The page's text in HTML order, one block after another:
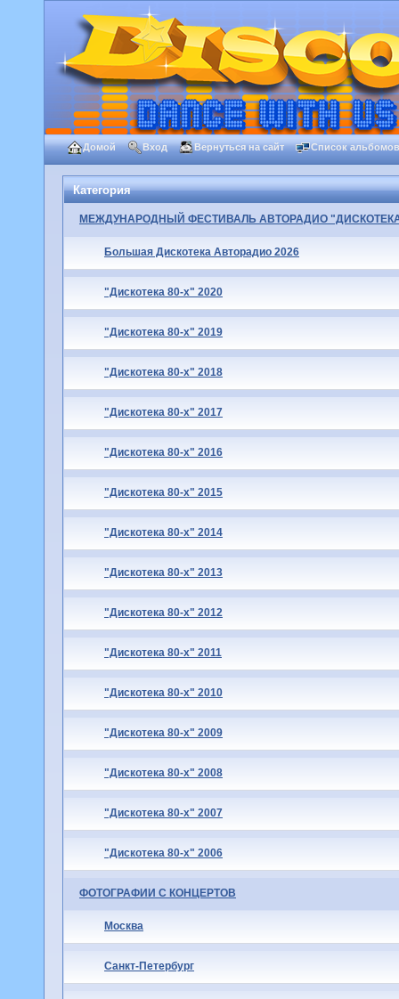
Домой Вход Вернуться на сайт Список альбомов
Категория
МЕЖДУНАРОДНЫЙ ФЕСТИВАЛЬ АВТОРАДИО
Большая Дискотека Авторадио 2026
"Дискотека 80-х" 2020
"Дискотека 80-х" 2019
"Дискотека 80-х" 2018
"Дискотека 80-х" 2017
"Дискотека 80-х" 2016
"Дискотека 80-х" 2015
"Дискотека 80-х" 2014
"Дискотека 80-х" 2013
"Дискотека 80-х" 2012
"Дискотека 80-х" 2011
"Дискотека 80-х" 2010
"Дискотека 80-х" 2009
"Дискотека 80-х" 2008
"Дискотека 80-х" 2007
"Дискотека 80-х" 2006
ФОТОГРАФИИ С КОНЦЕРТОВ
Москва
Санкт-Петербург